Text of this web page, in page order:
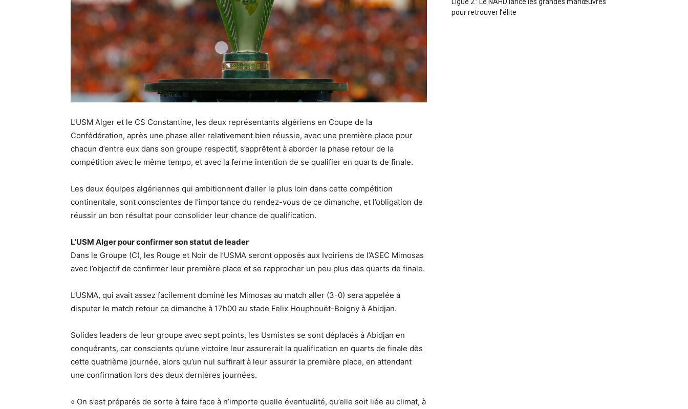
L’USM Alger et le CS Constantine, les deux représentants algériens en Coupe de la
Confédération, après une phase aller relativement bien réussie, avec une première place pour
chacun d’entre eux dans son groupe respectif, s’apprêtent à aborder la phase retour de la
compétition avec le même tempo, et avec la ferme intention de se qualifier en quarts de finale.
Les deux équipes algériennes qui ambitionnent d’aller le plus loin dans cette compétition
continentale, sont conscientes de l’importance du rendez-vous de ce dimanche, et l’obligation de
réussir un bon résultat pour consolider leur chance de qualification.
L’USM Alger pour confirmer son statut de leader
Dans le Groupe (C), les Rouge et Noir de l’USMA seront opposés aux Ivoiriens de l’ASEC Mimosas
avec l’objectif de confirmer leur première place et se rapprocher un peu plus des quarts de finale.
L’USMA, qui avait assez facilement dominé les Mimosas au match aller (3-0) sera appelée à
disputer le match retour ce dimanche à 17h00 au stade Felix Houphouët-Boigny à Abidjan.
Solides leaders de leur groupe avec sept points, les Usmistes se sont déplacés à Abidjan en
conquérants, car conscients qu’une victoire leur assurerait la qualification en quarts de finale dès
cette quatrième journée, alors qu’un nul suffirait à leur assurer la première place, en attendant
une confirmation lors des deux dernières journées.
« On s’est préparés de sorte à faire face à n’importe quelle éventualité, qu’elle soit liée au climat, à
pour retrouver l’élite